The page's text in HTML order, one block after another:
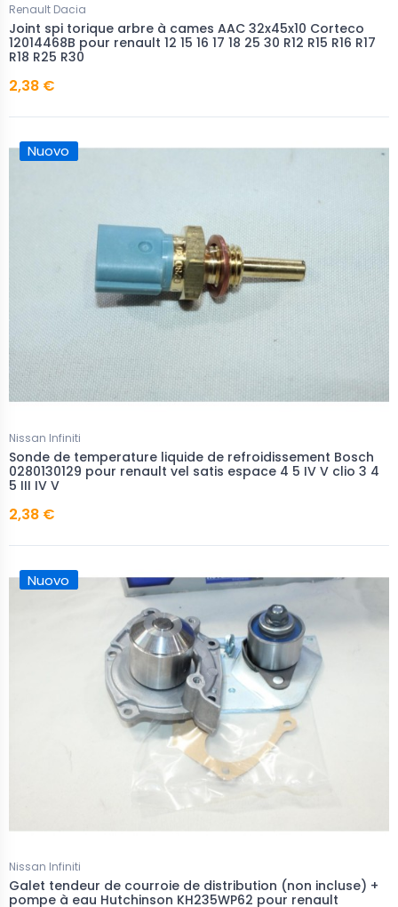
Renault Dacia
Joint spi torique arbre à cames AAC 32x45x10 Corteco
12014468B pour renault 12 15 16 17 18 25 30 R12 R15 R16 R17
R18 R25 R30
2,38 €
Nuovo
Nissan Infiniti
Sonde de temperature liquide de refroidissement Bosch
0280130129 pour renault vel satis espace 4 5 IV V clio 3 4
5 III IV V
2,38 €
Nuovo
Nissan Infiniti
Galet tendeur de courroie de distribution (non incluse) +
pompe à eau Hutchinson KH235WP62 pour renault